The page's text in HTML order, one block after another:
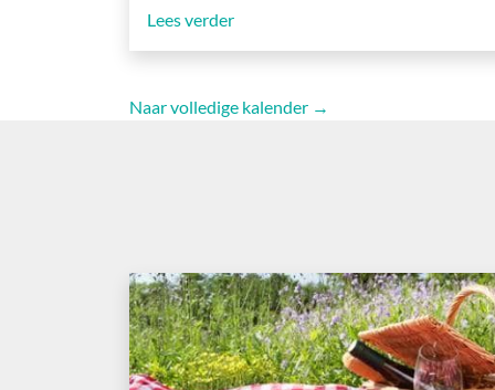
Lees verder
Naar volledige kalender →